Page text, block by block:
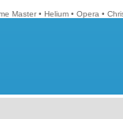
Master • Helium • Opera •